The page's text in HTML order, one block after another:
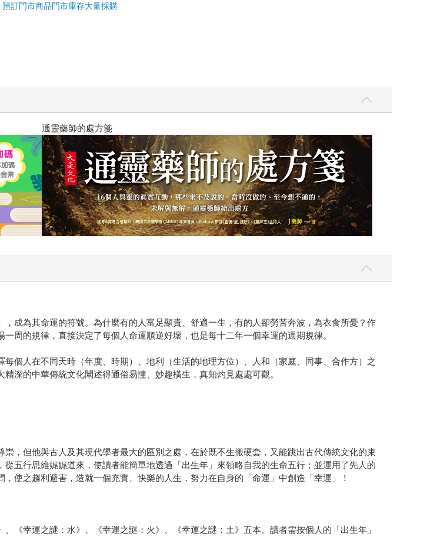
預訂門市商品門市庫存大量採購
通靈藥師的處方箋
成為其命運的符號。為什麼有的人富足顯貴、舒適一生，有的人卻勞苦奔波，為衣食所憂？作
周的規律，直接決定了每個人命運順逆好壞，也是每十二年一個幸運的週期規律。
個人在不同天時（年度、時期）、地利（生活的地理方位）、人和（家庭、同事、合作方）之
深的中華傳統文化闡述得通俗易懂、妙趣橫生，真知灼見處處可觀。
，但他與古人及其現代學者最大的區別之處，在於既不生搬硬套，又能跳出古代傳統文化的束
五行思維娓娓道來，使讀者能簡單地透過「出生年」來領略自我的生命五行；並運用了先人的
使之趨利避害，造就一個充實、快樂的人生，努力在自身的「命運」中創造「幸運」！
《幸運之謎：水》、《幸運之謎：火》、《幸運之謎：土》五本。讀者需按個人的「出生年」